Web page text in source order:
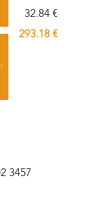
32.84 €
293.18 €
bancaires
3457